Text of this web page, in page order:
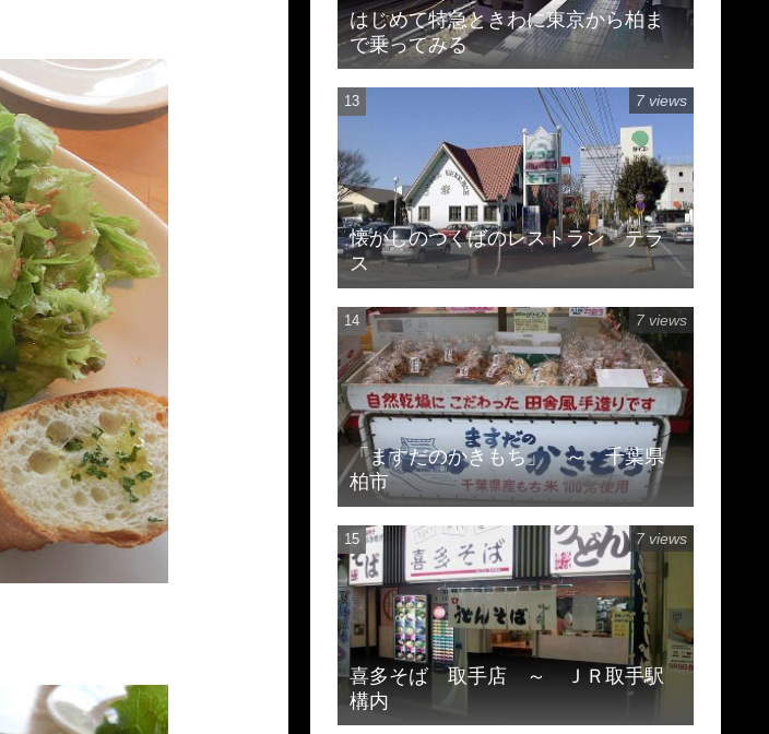
はじめて特急ときわに東京から柏ま
で乗ってみる
懐かしのつくばのレストラン テラ
ス
7 views
「ますだのかきもち」 ～ 千葉県
柏市
7 views
喜多そば 取手店 ～ ＪＲ取手駅
構内
7 views